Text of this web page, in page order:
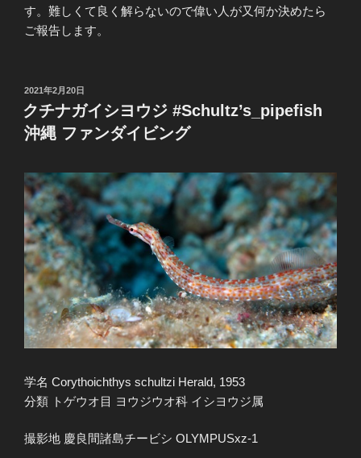
す。難しくて良く解らないので偉い人が又何か決めたら
ご報告します。
投
稿
日:
2021年2月20日
クチナガイシヨウジ #Schultz’s_pipefish
沖縄 ファンダイビング
学名 Corythoichthys schultzi Herald, 1953
分類 トゲウオ目 ヨウジウオ科 イシヨウジ属
撮影地 慶良間諸島チービシ OLYMPUSxz-1